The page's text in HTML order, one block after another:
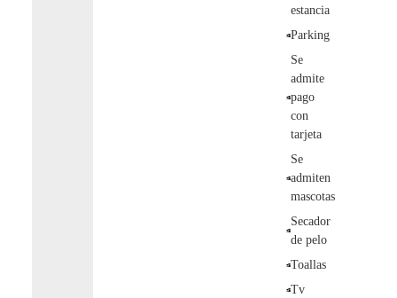
estancia
Parking
Se
admite
pago
con
tarjeta
Se
admiten
mascotas
Secador
de pelo
Toallas
Tv